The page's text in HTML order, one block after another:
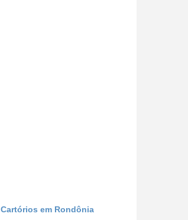
Cartórios em Rondônia